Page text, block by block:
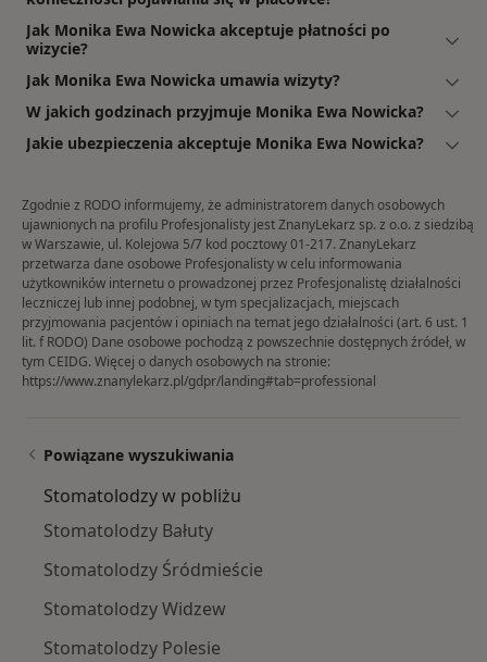
Jak Monika Ewa Nowicka akceptuje płatności po
wizycie?
Jak Monika Ewa Nowicka umawia wizyty?
W jakich godzinach przyjmuje Monika Ewa Nowicka?
Jakie ubezpieczenia akceptuje Monika Ewa Nowicka?
Zgodnie z RODO informujemy, że administratorem danych osobowych
ujawnionych na profilu Profesjonalisty jest ZnanyLekarz sp. z o.o. z siedzibą
w Warszawie, ul. Kolejowa 5/7 kod pocztowy 01-217. ZnanyLekarz
przetwarza dane osobowe Profesjonalisty w celu informowania
użytkowników internetu o prowadzonej przez Profesjonalistę działalności
leczniczej lub innej podobnej, w tym specjalizacjach, miejscach
przyjmowania pacjentów i opiniach na temat jego działalności (art. 6 ust. 1
lit. f RODO) Dane osobowe pochodzą z powszechnie dostępnych źródeł, w
tym CEIDG. Więcej o danych osobowych na stronie:
https://www.znanylekarz.pl/gdpr/landing#tab=professional
Powiązane wyszukiwania
Stomatolodzy w pobliżu
Stomatolodzy Bałuty
Stomatolodzy Śródmieście
Stomatolodzy Widzew
Stomatolodzy Polesie